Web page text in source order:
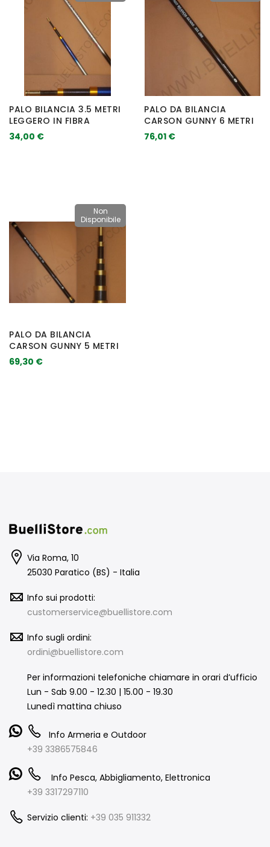
PALO BILANCIA 3.5 METRI
LEGGERO IN FIBRA
34,00 €
PALO DA BILANCIA
CARSON GUNNY 6 METRI
76,01 €
Non
Disponibile
PALO DA BILANCIA
CARSON GUNNY 5 METRI
69,30 €
Via Roma, 10
25030 Paratico (BS) - Italia
Info sui prodotti:
customerservice@buellistore.com
Info sugli ordini:
ordini@buellistore.com
Per informazioni telefoniche chiamare in orari d’ufficio
Lun - Sab 9.00 - 12.30 | 15.00 - 19.30
Lunedì mattina chiuso
Info Armeria e Outdoor
+39 3386575846
Info Pesca, Abbigliamento, Elettronica
+39 3317297110
Servizio clienti: +39 035 911332